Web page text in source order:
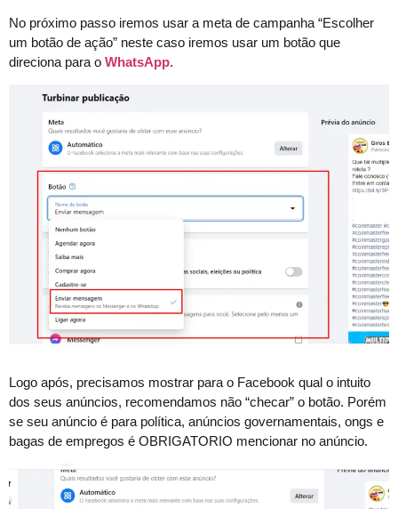
No próximo passo iremos usar a meta de campanha “Escolher
um botão de ação” neste caso iremos usar um botão que
direciona para o WhatsApp.
Logo após, precisamos mostrar para o Facebook qual o intuito
dos seus anúncios, recomendamos não “checar” o botão. Porém
se seu anúncio é para política, anúncios governamentais, ongs e
bagas de empregos é OBRIGATORIO mencionar no anúncio.